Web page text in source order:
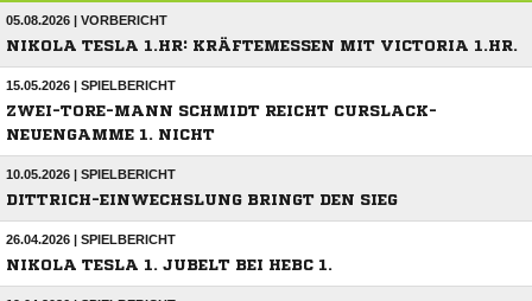
05.08.2026 | VORBERICHT
NIKOLA TESLA 1.HR: KRÄFTEMESSEN MIT VICTORIA 1.HR.
15.05.2026 | SPIELBERICHT
ZWEI-TORE-MANN SCHMIDT REICHT CURSLACK-
NEUENGAMME 1. NICHT
10.05.2026 | SPIELBERICHT
DITTRICH-EINWECHSLUNG BRINGT DEN SIEG
26.04.2026 | SPIELBERICHT
NIKOLA TESLA 1. JUBELT BEI HEBC 1.